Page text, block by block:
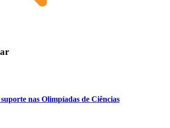
nas Olimpíadas de Ciências